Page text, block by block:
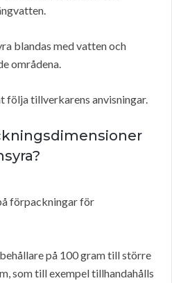
blandas med vatten och
områdena.
tillverkarens anvisningar.
förpackningar för
på 100 gram till större
som till exempel tillhandahålls